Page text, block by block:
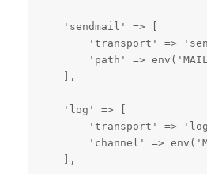
    'sendmail' => [
'transport' =>
'path' =>
    ],
    'log' => [
'transport' =>
'channel' =>
    ],